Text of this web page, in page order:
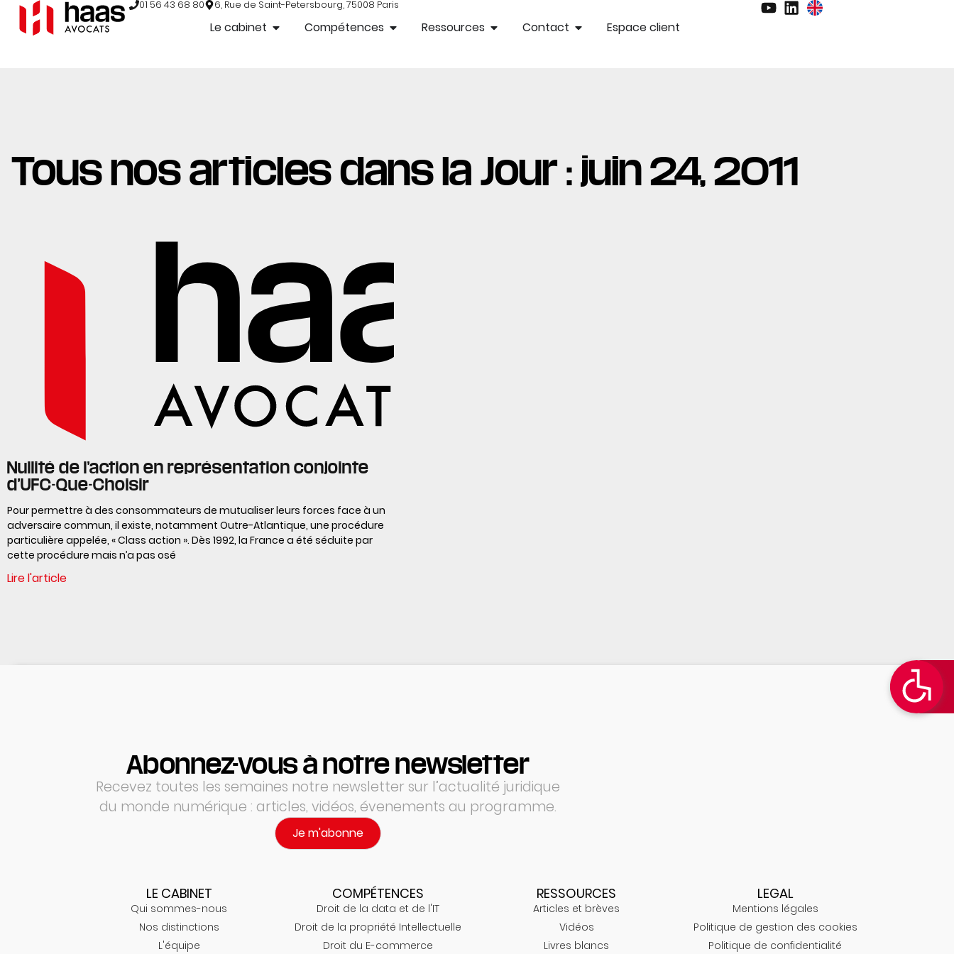
01 56 43 68 80 6, Rue de Saint-Petersbourg, 75008 Paris
Le cabinet Compétences Ressources Contact Espace client
Tous nos articles dans la Jour : juin 24, 2011
Nullité de l’action en représentation conjointe
d’UFC-Que-Choisir
Pour permettre à des consommateurs de mutualiser leurs forces face à un
adversaire commun, il existe, notamment Outre-Atlantique, une procédure
particulière appelée, « Class action ». Dès 1992, la France a été séduite par
cette procédure mais n’a pas osé
Lire l'article
Abonnez-vous à notre newsletter
Recevez toutes les semaines notre newsletter sur l’actualité juridique
du monde numérique : articles, vidéos, évenements au programme.
Je m'abonne
LE CABINET
Qui sommes-nous
Nos distinctions
L'équipe
COMPÉTENCES
Droit de la data et de l'IT
Droit de la propriété Intellectuelle
Droit du E-commerce
RESSOURCES
Articles et brèves
Vidéos
Livres blancs
LEGAL
Mentions légales
Politique de gestion des cookies
Politique de confidentialité